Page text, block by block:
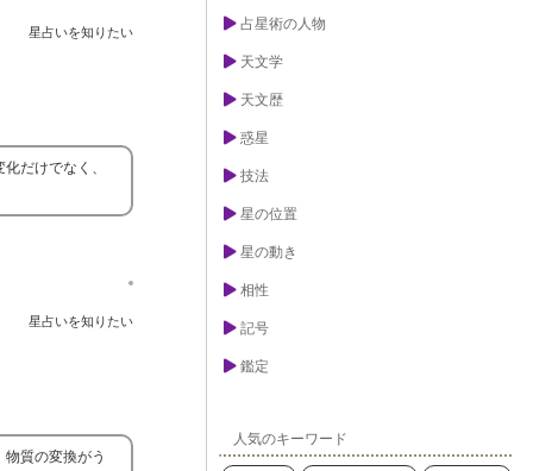
星占いを知りたい
だけでなく、
星占いを知りたい
質の変換がう
占星術の人物
天文学
天文歴
惑星
技法
星の位置
星の動き
相性
記号
鑑定
人気のキーワード